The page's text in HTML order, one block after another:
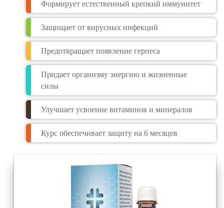
Формирует естественный крепкий иммунитет
Защищает от вирусных инфекций
Предотвращает появление герпеса
Придает организму энергию и жизненные
силы
Улучшает усвоение витаминов и минералов
Курс обеспечивает защиту на 6 месяцев